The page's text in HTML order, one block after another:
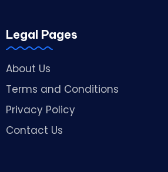
Legal Pages
About Us
Terms and Conditions
Privacy Policy
Contact Us